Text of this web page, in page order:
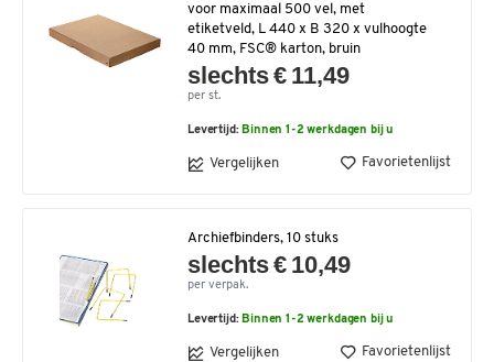
voor maximaal 500 vel, met
etiketveld, L 440 x B 320 x vulhoogte
40 mm, FSC® karton, bruin
slechts € 11,49
per st.
Levertijd: Binnen 1-2 werkdagen bij u
Vergelijken Favorietenlijst
Archiefbinders, 10 stuks
slechts € 10,49
per verpak.
Levertijd: Binnen 1-2 werkdagen bij u
Vergelijken Favorietenlijst